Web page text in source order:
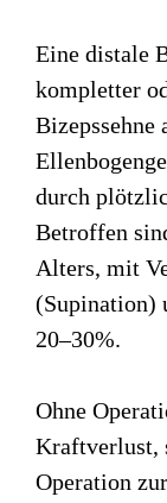
Eine distale
kompletter
Bizepssehne
durch
Betroffen
Alters, mit
(Supination)
20–30%.
Ohne
Kraftverlust,
Operation